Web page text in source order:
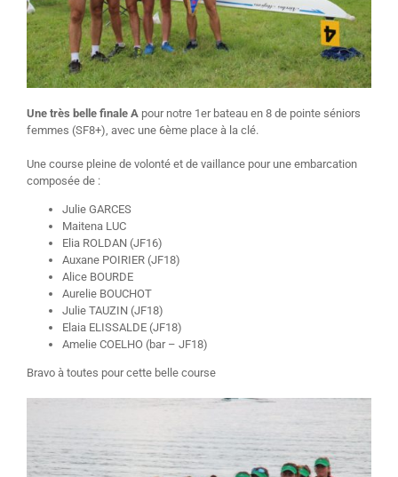
Une très belle finale A pour notre 1er bateau en 8 de pointe séniors
femmes (SF8+), avec une 6ème place à la clé.
Une course pleine de volonté et de vaillance pour une embarcation
composée de :
Julie GARCES
Maitena LUC
Elia ROLDAN (JF16)
Auxane POIRIER (JF18)
Alice BOURDE
Aurelie BOUCHOT
Julie TAUZIN (JF18)
Elaia ELISSALDE (JF18)
Amelie COELHO (bar – JF18)
Bravo à toutes pour cette belle course